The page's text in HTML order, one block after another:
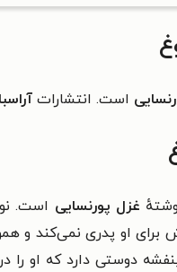
است. انتشارات
غزل پورنسایی است.
برای او پدری نمی‌کند و
دوستی دارد که او